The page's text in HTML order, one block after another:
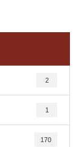
2
1
170